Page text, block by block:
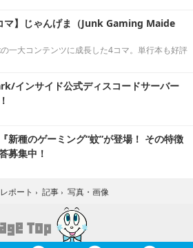
マ】じゃんげま（Junk Gaming Maide
一大コンテンツに成長した4コマ。単行本も好評
インサイド公式ディスコードサーバー
新種のゲーミング“蚊”が登場！ その特徴
募集中！
ポート › 記事 › 写真・画像